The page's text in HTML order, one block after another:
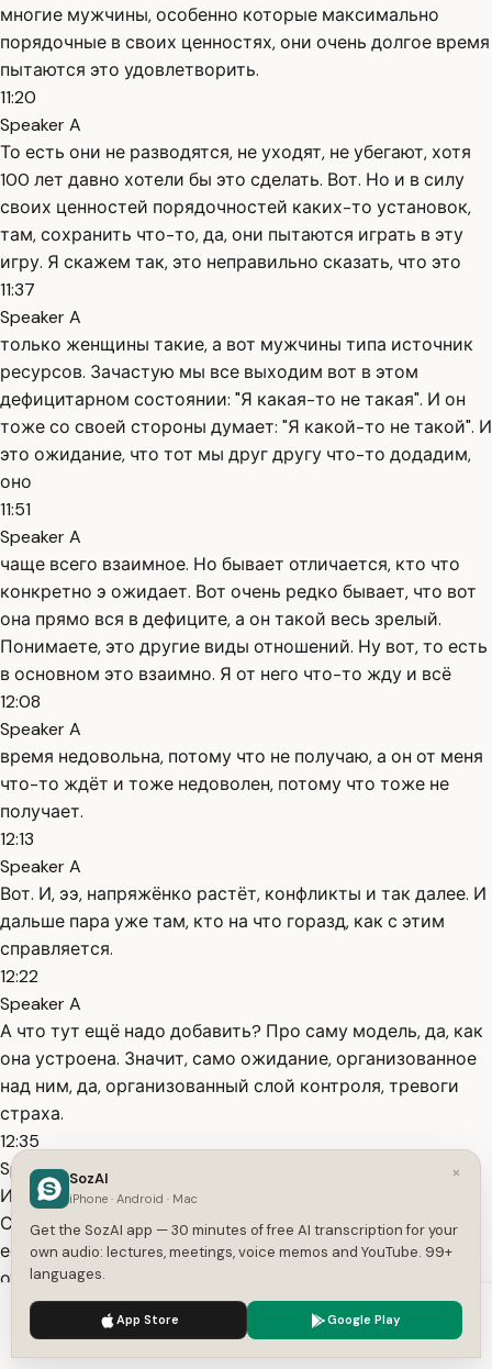
многие мужчины, особенно которые максимально
порядочные в своих ценностях, они очень долгое время
пытаются это удовлетворить.
11:20
Speaker A
То есть они не разводятся, не уходят, не убегают, хотя
100 лет давно хотели бы это сделать. Вот. Но и в силу
своих ценностей порядочностей каких-то установок,
там, сохранить что-то, да, они пытаются играть в эту
игру. Я скажем так, это неправильно сказать, что это
11:37
Speaker A
только женщины такие, а вот мужчины типа источник
ресурсов. Зачастую мы все выходим вот в этом
дефицитарном состоянии: "Я какая-то не такая". И он
тоже со своей стороны думает: "Я какой-то не такой". И
это ожидание, что тот мы друг другу что-то додадим,
оно
11:51
Speaker A
чаще всего взаимное. Но бывает отличается, кто что
конкретно э ожидает. Вот очень редко бывает, что вот
она прямо вся в дефиците, а он такой весь зрелый.
Понимаете, это другие виды отношений. Ну вот, то есть
в основном это взаимно. Я от него что-то жду и всё
12:08
Speaker A
время недовольна, потому что не получаю, а он от меня
что-то ждёт и тоже недоволен, потому что тоже не
получает.
12:13
Speaker A
Вот. И, ээ, напряжёнко растёт, конфликты и так далее. И
дальше пара уже там, кто на что горазд, как с этим
справляется.
12:22
Speaker A
А что тут ещё надо добавить? Про саму модель, да, как
она устроена. Значит, само ожидание, организованное
над ним, да, организованный слой контроля, тревоги
страха.
12:35
Speaker A
И если эта пара расстаётся, то это страдания.
Страдания по утерянному источнику ресурсов. Здесь
есть маленькая правда. Здесь никогда в таких
отношениях я как личность не строю отношения с ним
как личностью.
12:52
Speaker A
We use cookies to enhance your experience.
×
SozAI
iPhone · Android · Mac
Get the SozAI app — 30 minutes of free AI transcription for your
own audio: lectures, meetings, voice memos and YouTube. 99+
languages.
App Store Google Play